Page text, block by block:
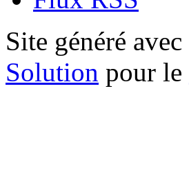
Site généré
Solution pour le